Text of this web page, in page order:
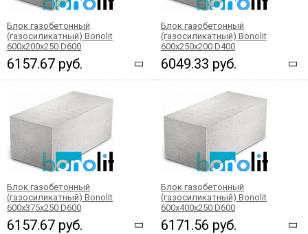
Блок газобетонный
(газосиликатный) Bonolit
600x200x250 D600
6157.67 руб.
Блок газобетонный
(газосиликатный) Bonolit
600x250x200 D400
6049.33 руб.
Блок газобетонный
(газосиликатный) Bonolit
600x375x250 D600
6157.67 руб.
Блок газобетонный
(газосиликатный) Bonolit
600x400x250 D600
6171.56 руб.